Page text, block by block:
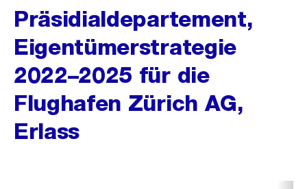
Präsidialdepartement,
Eigentümerstrategie
2022–2025 für die
Flughafen Zürich AG,
Erlass